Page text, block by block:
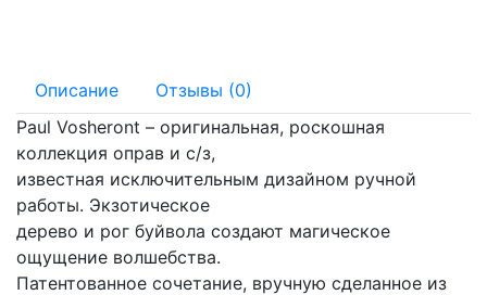
Описание
Отзывы (0)
Paul Vosheront – оригинальная, роскошная
коллекция оправ и с/з,
известная исключительным дизайном ручной
работы. Экзотическое
дерево и рог буйвола создают магическое
ощущение волшебства.
Патентованное сочетание, вручную сделанное из